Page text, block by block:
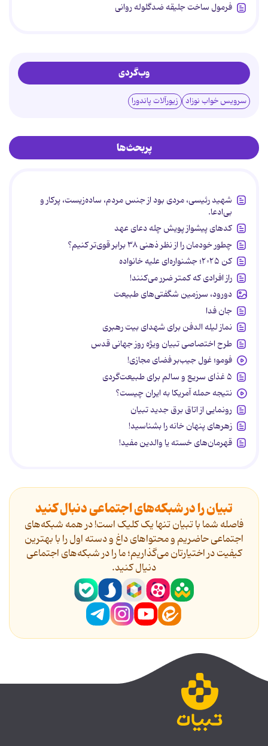
فرمول ساخت جلیقه ضدگلوله روانی
وب‌گردی
سرویس خواب نوزاد زیورآلات پاندورا
پربحث‌ها
شهید رئیسی، مردی بود از جنس مردم، ساده‌زیست، پرکار و
بی‌ادعا.
کدهای پیشواز پویش چله دعای عهد
چطور خودمان را از نظر ذهنی ۳۸ برابر قوی‌تر کنیم؟
کن ۲۰۲۵؛ جشنواره‌ای علیه خانواده
راز افرادی که کمتر ضرر می‌کنند!
دورود، سرزمین شگفتی‌های طبیعت
جان فدا
نماز لیله الدفن برای شهدای بیت رهبری
طرح اختصاصی تبیان ویژه روز جهانی قدس
فومو؛ غول جیب‌بر فضای مجازی!
۵ غذای سریع و سالم برای طبیعت‌گردی
نتیجه حمله آمریکا به ایران چیست؟
رونمایی از اتاق برق جدید تبیان
زهرهای پنهان خانه را بشناسید!
قهرمان‌های خسته یا والدین مفید!
تبیان را در شبکه‌های اجتماعی دنبال کنید
فاصله شما با تبیان تنها یک کلیک است! در همه شبکه‌های
اجتماعی حاضریم و محتواهای داغ و دسته اول را با بهترین
کیفیت در اختیارتان می‌گذاریم؛ ما را در شبکه‌های اجتماعی
دنیال کنید.